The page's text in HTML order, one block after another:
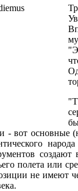
Т
"T
- вот основные
полета или
не имеют